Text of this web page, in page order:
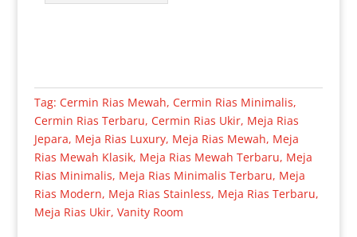
Tag: Cermin Rias Mewah, Cermin Rias Minimalis,
Cermin Rias Terbaru, Cermin Rias Ukir, Meja Rias
Jepara, Meja Rias Luxury, Meja Rias Mewah, Meja
Rias Mewah Klasik, Meja Rias Mewah Terbaru, Meja
Rias Minimalis, Meja Rias Minimalis Terbaru, Meja
Rias Modern, Meja Rias Stainless, Meja Rias Terbaru,
Meja Rias Ukir, Vanity Room